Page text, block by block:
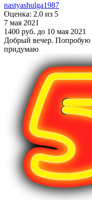
nastyashulga1987
Оценка: 2.0 из 5
7 мая 2021
1400 руб. до 10 мая 2021
Добрый вечер. Попробую
придумаю